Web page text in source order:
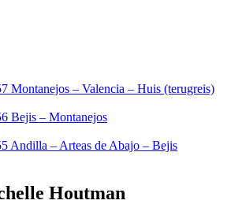
Montanejos – Valencia – Huis (terugreis)
Bejis – Montanejos
Andilla – Arteas de Abajo – Bejis
Houtman